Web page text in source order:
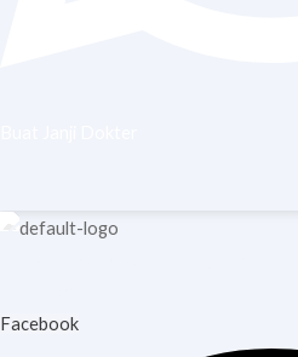
Facebook